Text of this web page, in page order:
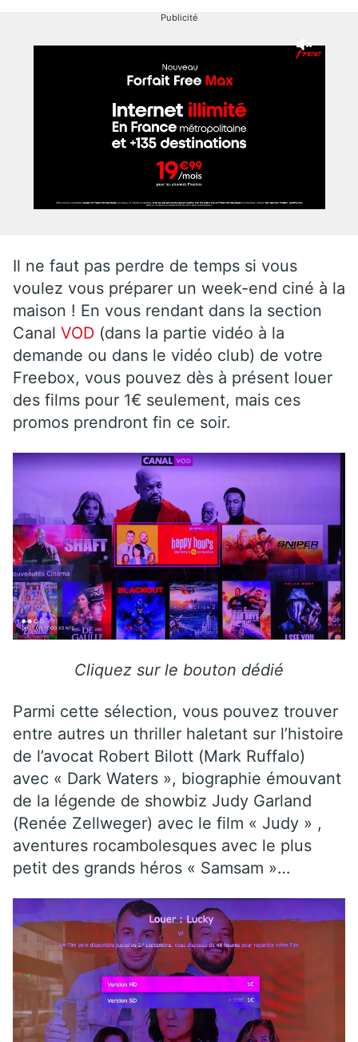
Publicité
Il ne faut pas perdre de temps si vous
voulez vous préparer un week-end ciné à la
maison ! En vous rendant dans la section
Canal VOD (dans la partie vidéo à la
demande ou dans le vidéo club) de votre
Freebox, vous pouvez dès à présent louer
des films pour 1€ seulement, mais ces
promos prendront fin ce soir.
Cliquez sur le bouton dédié
Parmi cette sélection, vous pouvez trouver
entre autres un thriller haletant sur l’histoire
de l’avocat Robert Bilott (Mark Ruffalo)
avec « Dark Waters », biographie émouvant
de la légende de showbiz Judy Garland
(Renée Zellweger) avec le film « Judy » ,
aventures rocambolesques avec le plus
petit des grands héros « Samsam »…